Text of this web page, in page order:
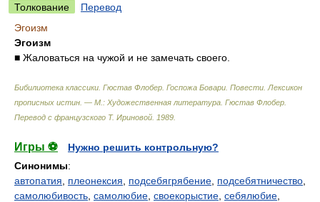
Толкование
Перевод
Эгоизм
Эгоизм
■ Жаловаться на чужой и не замечать своего.
Бибилиотека классики. Гюстав Флобер. Госпожа Бовари. Повести. Лексикон
прописных истин. — М.: Художественная литература Гюстав Флобер.
Перевод с французского Т. Ириновой 1989
Игры ⚽
Нужно решить контрольную?
Синонимы:
автопатия
плеонексия подсебягрябение подсебятничество
самолюбивость самолюбие своекорыстие себялюбие